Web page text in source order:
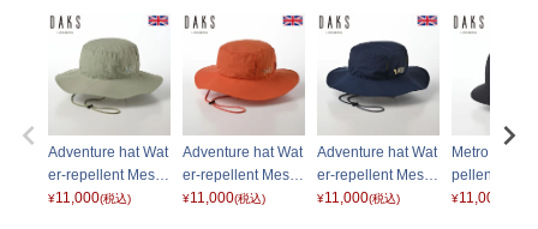
Adventure hat Wat
er-repellent Mesh
（アドベンチャー
¥11,000(税込)
Adventure hat Wat
er-repellent Mesh
（アドベンチャー
¥11,000(税込)
Adventure hat Wat
er-repellent Mesh
（アドベンチャー
¥11,000(税込)
Metro hat
pellent Mesh
トロハット
¥11,000